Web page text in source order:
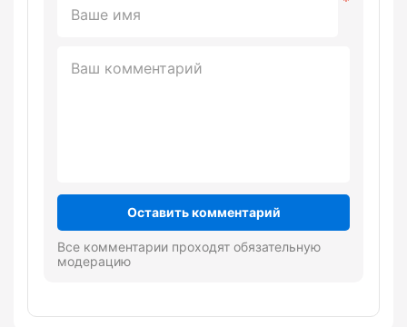
Оставить комментарий
Все комментарии проходят обязательную
модерацию